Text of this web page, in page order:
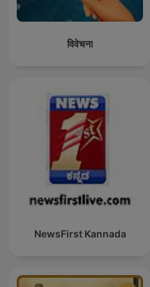
विवेचना
NewsFirst Kannada